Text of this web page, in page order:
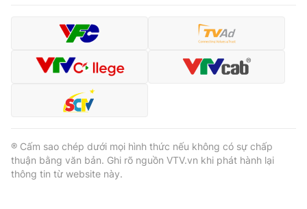
® Cấm sao chép dưới mọi hình thức nếu không có sự chấp
thuận bằng văn bản. Ghi rõ nguồn VTV.vn khi phát hành lại
thông tin từ website này.